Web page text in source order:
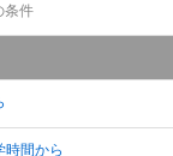
条件
時間から